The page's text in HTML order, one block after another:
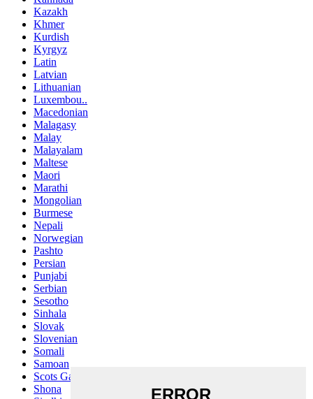
Kazakh
Khmer
Kurdish
Kyrgyz
Latin
Latvian
Lithuanian
Luxembou..
Macedonian
Malagasy
Malay
Malayalam
Maltese
Maori
Marathi
Mongolian
Burmese
Nepali
Norwegian
Pashto
Persian
Punjabi
Serbian
Sesotho
Sinhala
Slovak
Slovenian
Somali
Samoan
Scots Gaelic
Shona